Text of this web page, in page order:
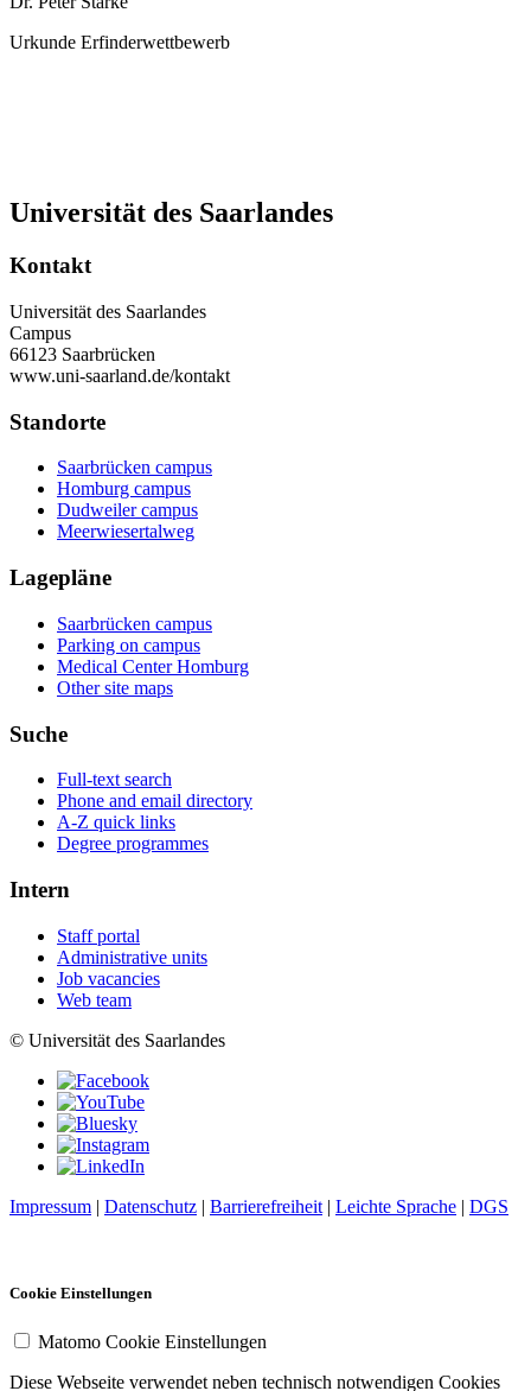
Urkunde Erfinderwettbewerb
Universität des Saarlandes
Kontakt
Universität des Saarlandes
Campus
66123 Saarbrücken
www.uni-saarland.de/kontakt
Standorte
Saarbrücken campus
Homburg campus
Dudweiler campus
Meerwiesertalweg
Lagepläne
Saarbrücken campus
Parking on campus
Medical Center Homburg
Other site maps
Suche
Full-text search
Phone and email directory
A-Z quick links
Degree programmes
Intern
Staff portal
Administrative units
Job vacancies
Web team
© Universität des Saarlandes
Impressum | Datenschutz | Barrierefreiheit | Leichte Sprache | DGS
Cookie Einstellungen
Matomo Cookie Einstellungen
Diese Webseite verwendet neben technisch notwendigen Cookies